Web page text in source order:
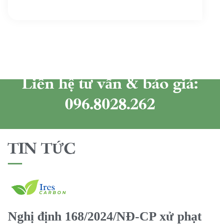
Liên hệ tư vấn & báo giá:
096.8028.262
TIN TỨC
Nghị định 168/2024/NĐ-CP xử phạt